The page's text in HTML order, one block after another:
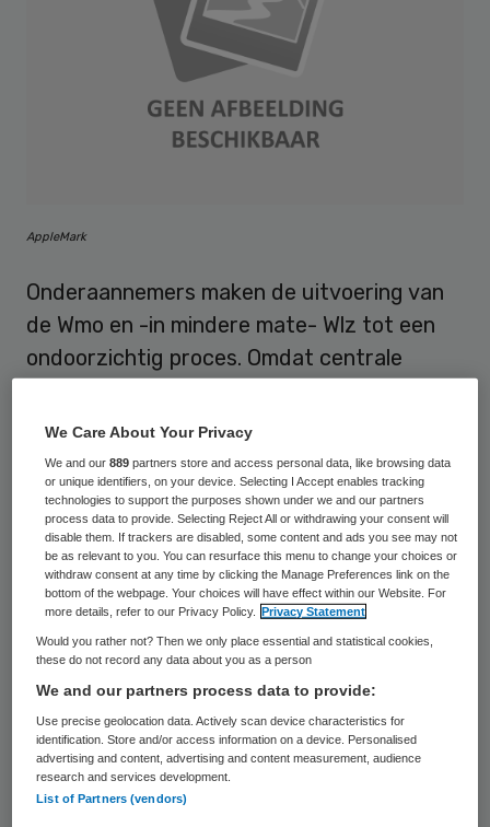
AppleMark
Onderaannemers maken de uitvoering van
de Wmo en -in mindere mate- Wlz tot een
ondoorzichtig proces. Omdat centrale
zorgverzekeraars, brancheverenigingen
noch gemeenten hoeveel onderaannemers
er actief zijn. Ook is onbekend hoeveel
Wmo-geld bij onderaannemers terecht
komt. Wel zijn er duidelijke signalen dat het
aantal onderaannemers flink groeit.
Dit blijkt uit een rondvraag van Skipr onder
diverse betrokken partijen.
Volgens Hans Buijing van Branchebelang
Thuiszorg Nederland (BTN) geeft de
opstelling van gemeenten en zorgkantoren
We Care About Your Privacy
We and our889 partners store and access personal data, like browsing data
or unique identifiers, on your device. Selecting I Accept enables tracking
technologies to support the purposes shown under we and our partners
process data to provide. Selecting Reject All or withdrawing your consent will
disable them. If trackers are disabled, some content and ads you see may not
be as relevant to you. You can resurface this menu to change your choices or
withdraw consent at any time by clicking the Manage Preferences link on the
bottom of the webpage. Your choices will have effect within our Website. For
more details, refer to our Privacy Policy.
Privacy Statement
Would you rather not? Then we only place essential and statistical cookies,
these do not record any data about you as a person
We and our partners process data to provide:
Use precise geolocation data. Actively scan device characteristics for
identification. Store and/or access information on a device. Personalised
advertising and content, advertising and content measurement, audience
research and services development.
List of Partners (vendors)